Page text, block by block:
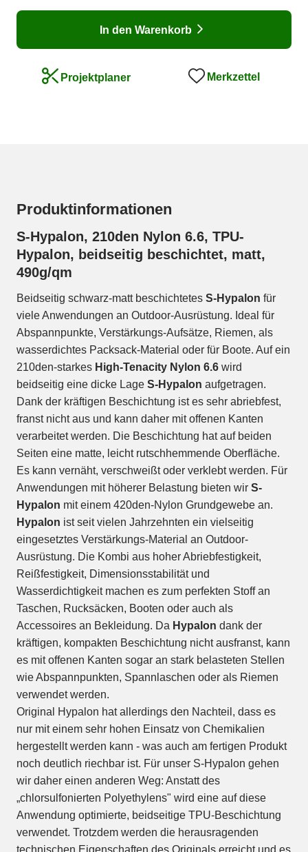
In den Warenkorb
Projektplaner Merkzettel
Produktinformationen
S-Hypalon, 210den Nylon 6.6, TPU-
Hypalon, beidseitig beschichtet, matt,
490g/qm
Beidseitig schwarz-matt beschichtetes S-Hypalon für
viele Anwendungen an Outdoor-Ausrüstung. Ideal für
Abspannpunkte, Verstärkungs-Aufsätze, Riemen, als
wasserdichtes Packsack-Material oder für Boote. Auf ein
210den-starkes High-Tenacity Nylon 6.6 wird
beidseitig eine dicke Lage S-Hypalon aufgetragen.
Dank der kräftigen Beschichtung ist es sehr abriebfest,
franst nicht aus und kann daher mit offenen Kanten
verarbeitet werden. Die Beschichtung hat auf beiden
Seiten eine matte, leicht rutschhemmende Oberfläche.
Es kann vernäht, verschweißt oder verklebt werden. Für
Anwendungen mit höherer Belastung bieten wir S-
Hypalon mit einem 420den-Nylon Grundgewebe an.
Hypalon ist seit vielen Jahrzehnten ein vielseitig
eingesetztes Verstärkungs-Material an Outdoor-
Ausrüstung. Die Kombi aus hoher Abriebfestigkeit,
Reißfestigkeit, Dimensionsstabilität und
Wasserdichtigkeit machen es zum perfekten Stoff an
Taschen, Rucksäcken, Booten oder auch als
Accessoires an Bekleidung. Da Hypalon dank der
kräftigen, kompakten Beschichtung nicht ausfranst, kann
es mit offenen Kanten sogar an stark belasteten Stellen
wie Abspannpunkten, Spannlaschen oder als Riemen
verwendet werden.
Original Hypalon hat allerdings den Nachteil, dass es
nur mit einem sehr hohen Einsatz von Chemikalien
hergestellt werden kann - was auch am fertigen Produkt
noch deutlich riechbar ist. Für unser S-Hypalon gehen
wir daher einen anderen Weg: Anstatt des
„chlorsulfonierten Polyethylens" wird eine auf diese
Anwendung optimierte, beidseitige TPU-Beschichtung
verwendet. Trotzdem werden die herausragenden